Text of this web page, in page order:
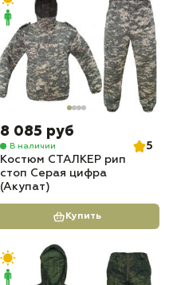
8 085 руб
В наличии
5
Костюм СТАЛКЕР рип
стоп Серая цифра
(Акупат)
Купить